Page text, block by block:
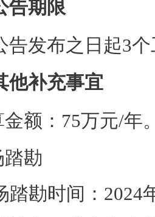
告期限
告发布之日起3
他补充事宜
金额：75万元/年
踏勘
踏勘时间：2024